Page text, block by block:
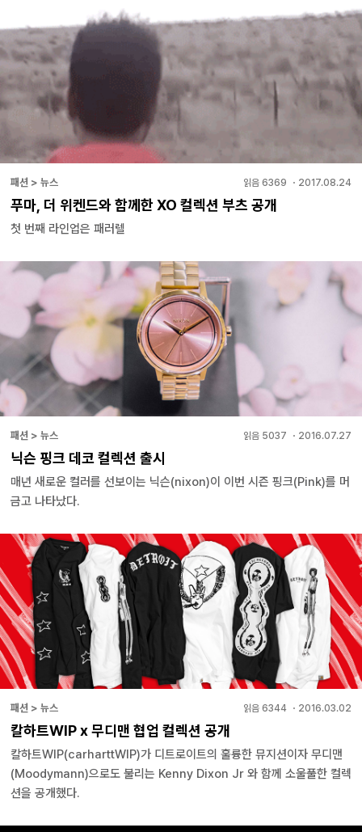
패션 > 뉴스 읽음 6369 ・ 2017.08.24
푸마, 더 위켄드와 함께한 XO 컬렉션 부츠 공개
첫 번째 라인업은 패러렐
패션 > 뉴스 읽음 5037 ・ 2016.07.27
닉슨 핑크 데코 컬렉션 출시
매년 새로운 컬러를 선보이는 닉슨(nixon)이 이번 시즌 핑크(Pink)를 머
금고 나타났다.
패션 > 뉴스 읽음 6344 ・ 2016.03.02
칼하트WIP x 무디맨 협업 컬렉션 공개
칼하트WIP(carharttWIP)가 디트로이트의 훌륭한 뮤지션이자 무디맨
(Moodymann)으로도 불리는 Kenny Dixon Jr 와 함께 소울풀한 컬렉
션을 공개했다.